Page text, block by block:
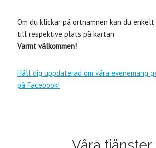
Om du klickar på ortnamnen kan du enkelt
till respektive plats på kartan
Varmt välkommen!
Håll dig uppdaterad om våra evenemang
på Facebook!